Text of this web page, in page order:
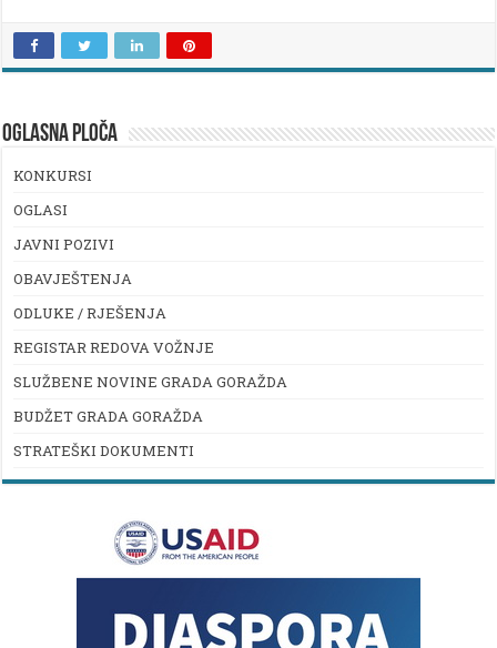
OGLASNA PLOČA
KONKURSI
OGLASI
JAVNI POZIVI
OBAVJEŠTENJA
ODLUKE / RJEŠENJA
REGISTAR REDOVA VOŽNJE
SLUŽBENE NOVINE GRADA GORAŽDA
BUDŽET GRADA GORAŽDA
STRATEŠKI DOKUMENTI